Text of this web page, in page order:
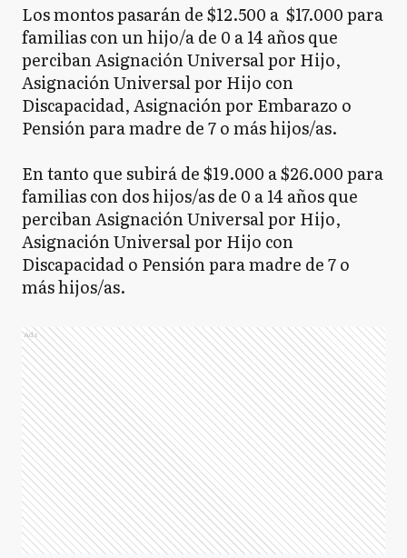
Los montos pasarán de $12.500 a $17.000 para
familias con un hijo/a de 0 a 14 años que
perciban Asignación Universal por Hijo,
Asignación Universal por Hijo con
Discapacidad, Asignación por Embarazo o
Pensión para madre de 7 o más hijos/as.
En tanto que subirá de $19.000 a $26.000 para
familias con dos hijos/as de 0 a 14 años que
perciban Asignación Universal por Hijo,
Asignación Universal por Hijo con
Discapacidad o Pensión para madre de 7 o
más hijos/as.
Ads